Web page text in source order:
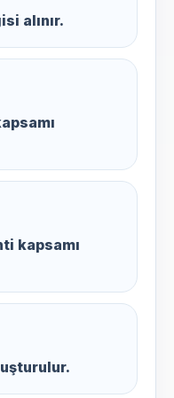
alınır.
kapsamı